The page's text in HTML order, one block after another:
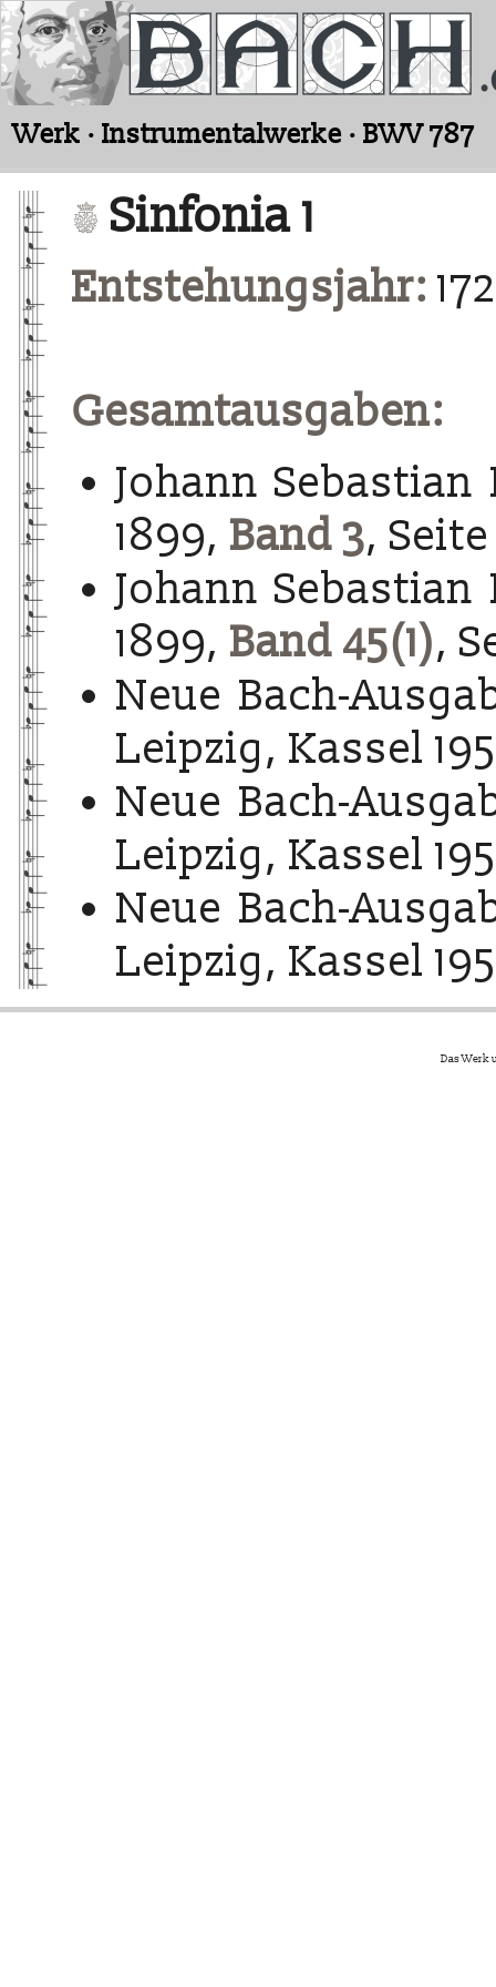
Werk · Instrumentalwerke · BWV 787
Sinfonia 1
Entstehungsjahr:
Gesamtausgaben:
Johann Sebastian
1899, Band 3, Seite
Johann Sebastian
1899, Band 45(1),
Neue Bach-
Leipzig, Kassel
Neue Bach-
Leipzig, Kassel
Neue Bach-
Leipzig, Kassel
Das Werk